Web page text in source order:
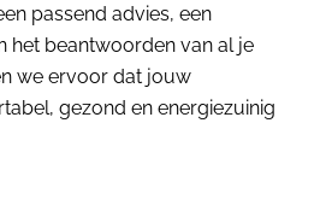
passend advies, een
het beantwoorden van al je
we ervoor dat jouw
gezond en energiezuinig